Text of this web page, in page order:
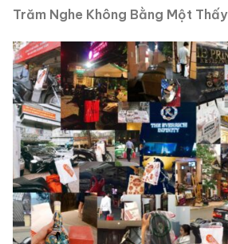
Trăm Nghe Không Bằng Một Thấy